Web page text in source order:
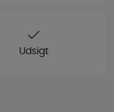
Udsigt